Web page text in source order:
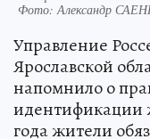
Фото:Александр
Управление
Ярославской
напомнило о
идентификации
года жители